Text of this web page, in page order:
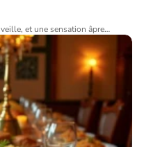
et une sensation âpre…